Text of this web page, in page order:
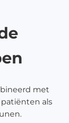
met
als